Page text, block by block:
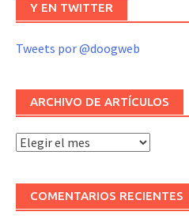
Y EN TWITTER
Tweets por @doogweb
ARCHIVO DE ARTÍCULOS
Archivo
artículos
COMENTARIOS RECIENTES